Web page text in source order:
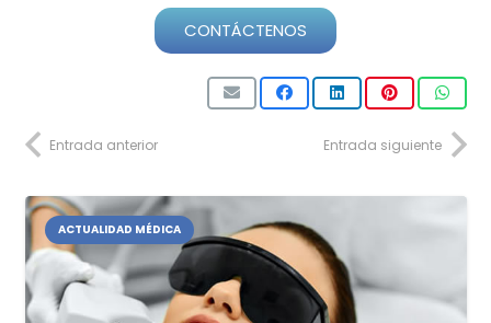
CONTÁCTENOS
Entrada anterior Entrada siguiente
ACTUALIDAD MÉDICA